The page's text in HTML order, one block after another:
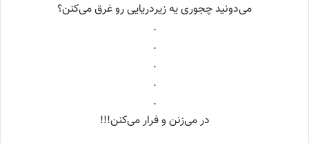
می‌دونید چجوری یه زیردریایی رو غرق می‌کنن؟
.
.
.
.
.
در می‌زنن و فرار می‌کنن!!!